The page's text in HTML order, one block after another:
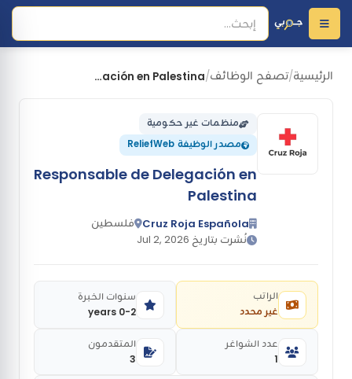
الرئيسية/تصفح الوظائف/
Responsable de Delegación en Palestina
منظمات غير حكومية
مصدر الوظيفة ReliefWeb
Responsable de Delegación en
Palestina
Cruz Roja Española
فلسطين
نُشرت بتاريخ Jul 2, 2026
غير محدد
الراتب
0-2 years
سنوات الخبرة
1
عدد الشواغر
3
المتقدمون